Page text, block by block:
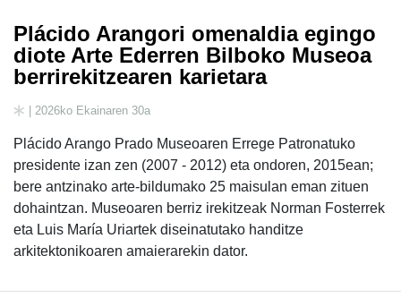
Plácido Arangori omenaldia egingo
diote Arte Ederren Bilboko Museoa
berrirekitzearen karietara
| 2026ko Ekainaren 30a
Plácido Arango Prado Museoaren Errege Patronatuko
presidente izan zen (2007 - 2012) eta ondoren, 2015ean;
bere antzinako arte-bildumako 25 maisulan eman zituen
dohaintzan. Museoaren berriz irekitzeak Norman Fosterrek
eta Luis María Uriartek diseinatutako handitze
arkitektonikoaren amaierarekin dator.